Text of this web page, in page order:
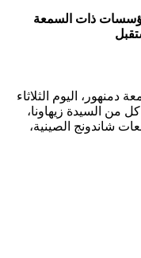
ذات السمعة
دمنهور، اليوم الثلاثاء
ضم كل من السيدة زيهاونا،
شاندونج الصينية،